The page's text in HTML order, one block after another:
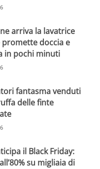
arriva la lavatrice
promette doccia e
in pochi minuti
fantasma venduti
delle finte
il Black Friday:
su migliaia di